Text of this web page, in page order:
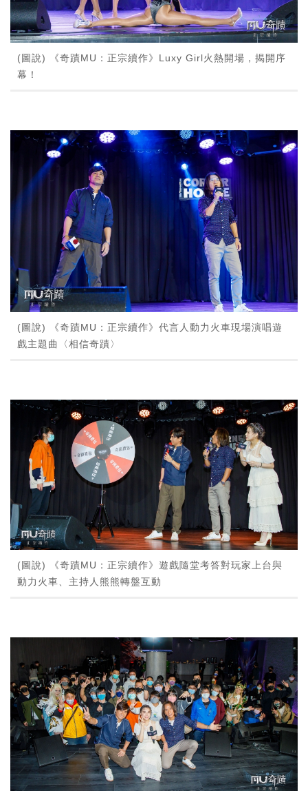
(圖說) 《奇蹟MU：正宗續作》Luxy Girl火熱開場，揭開序
幕！
(圖說) 《奇蹟MU：正宗續作》代言人動力火車現場演唱遊
戲主題曲〈相信奇蹟〉
(圖說) 《奇蹟MU：正宗續作》遊戲隨堂考答對玩家上台與
動力火車、主持人熊熊轉盤互動